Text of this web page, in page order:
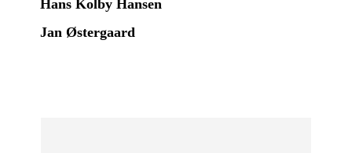
Hans Kolby Hansen
Jan Østergaard